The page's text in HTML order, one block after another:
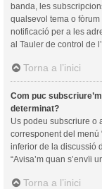
banda, les
qualsevol tema o
notificació per a les
al Tauler de control de
Torna a l’inici
Com puc
determinat?
Us podeu subscriure o
corresponent del menú
inferior de la discussió
“Avisa’m quan s’envïi
Torna a l’inici